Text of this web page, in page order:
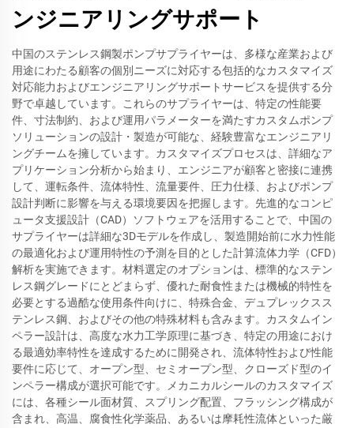
ンジニアリングサポート
中国のステンレス鋼製ポンプサプライヤーは、多様な産業および
用途にわたる顧客の個別ニーズに対応する包括的なカスタマイズ
対応能力およびエンジニアリングサポートサービスを提供する分
野で卓越しています。これらのサプライヤーは、特定の性能要
件、寸法制約、および運用パラメーターを満たすカスタムポンプ
ソリューションの設計・製造が可能な、経験豊富なエンジニアリ
ングチームを擁しています。カスタマイズプロセスは、詳細なア
プリケーション分析から始まり、エンジニアが顧客と密接に連携
して、運転条件、流体特性、流量要件、圧力仕様、およびポンプ
設計判断に影響を与える環境要因を把握します。先進的なコンピ
ュータ支援設計（CAD）ソフトウェアを活用することで、中国の
サプライヤーは詳細な3Dモデルを作成し、製造開始前に水力性能
の最適化および運用特性の予測を目的とした計算流体力学（CFD）
解析を実施できます。材料選定のオプションは、標準的なステン
レス鋼グレードにとどまらず、優れた耐食性または機械的特性を
必要とする過酷な使用条件向けに、特殊合金、デュプレックスス
テンレス鋼、およびその他の特殊材料も含みます。カスタムイン
ペラー設計は、高度な水力工学原理に基づき、特定の用途におけ
る最適効率特性を達成するために開発され、流体特性および性能
要件に応じて、オープン型、セミオープン型、クローズド型のイ
ンペラー構成が選択可能です。メカニカルシールのカスタマイズ
には、各種シール面材質、スプリング配置、フラッシング構成が
含まれ、高温、腐食性化学薬品、あるいは摩耗性流体といった厳